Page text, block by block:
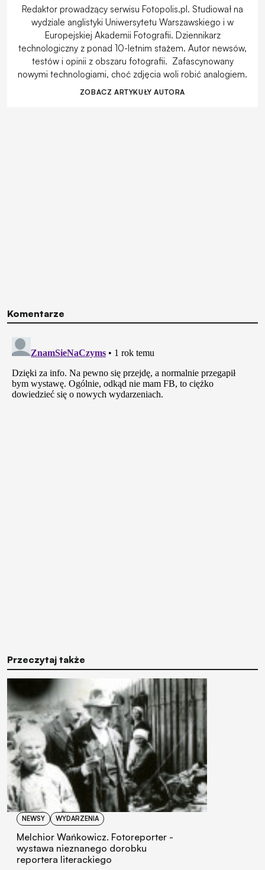
Redaktor prowadzący serwisu Fotopolis.pl. Studiował na
wydziale anglistyki Uniwersytetu Warszawskiego i w
Europejskiej Akademii Fotografii. Dziennikarz
technologiczny z ponad 10-letnim stażem. Autor newsów,
testów i opinii z obszaru fotografii. Zafascynowany
nowymi technologiami, choć zdjęcia woli robić analogiem.
ZOBACZ ARTYKUŁY AUTORA
Komentarze
Przeczytaj także
NEWSY WYDARZENIA
Melchior Wańkowicz. Fotoreporter -
wystawa nieznanego dorobku
reportera literackiego